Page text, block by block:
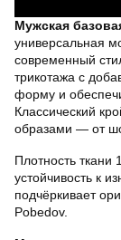
Мужская
универсальная
современный
трикотажа с
форму и
Классический
образами — от
Плотность ткани
устойчивость к
подчёркивает
Pobedov.